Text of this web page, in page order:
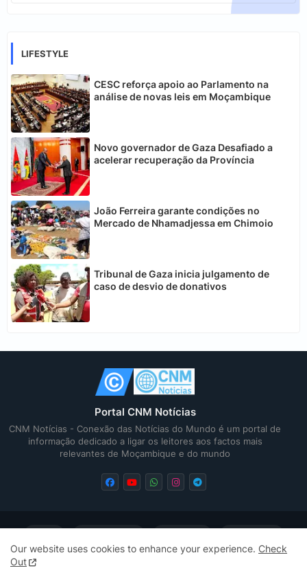
LIFESTYLE
CESC reforça apoio ao Parlamento na
análise de novas leis em Moçambique
Novo governador de Gaza Desafiado a
acelerar recuperação da Província
João Ferreira garante condições no
Mercado de Nhamadjessa em Chimoio
Tribunal de Gaza inicia julgamento de
caso de desvio de donativos
Portal CNM Notícias
CNM Notícias - Conexão das Notícias do Mundo é um portal de
informação dedicado a ligar os leitores aos factos mais
relevantes de Moçambique e do mundo
Our website uses cookies to enhance your experience. Check
Out